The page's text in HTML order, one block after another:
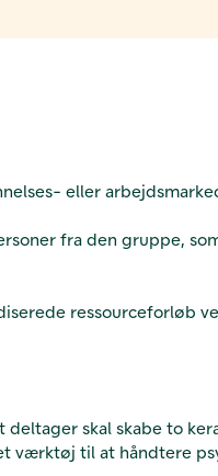
eller
fra den gruppe,
ressourceforløb
skal skabe to
til at håndtere